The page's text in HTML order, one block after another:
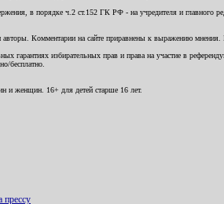
в порядке ч.2 ст.152 ГК РФ - на учредителя и главного
Комментарии на сайте приравнены к выражению
избирательных прав и права на участие в
бесплатно.
и женщин. 16+ для детей старше 16 лет.